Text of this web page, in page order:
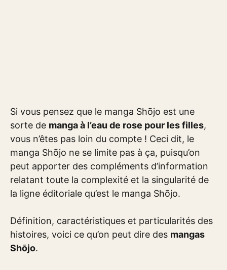
Si vous pensez que le manga Shōjo est une
sorte de manga à l’eau de rose pour les filles,
vous n’êtes pas loin du compte ! Ceci dit, le
manga Shōjo ne se limite pas à ça, puisqu’on
peut apporter des compléments d’information
relatant toute la complexité et la singularité de
la ligne éditoriale qu’est le manga Shōjo.
Définition, caractéristiques et particularités des
histoires, voici ce qu’on peut dire des mangas
Shōjo.